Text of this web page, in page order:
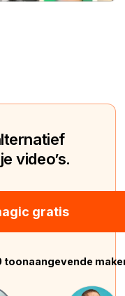
video’s.
gratis
toonaangevende